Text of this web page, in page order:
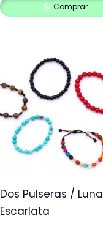
Comprar
Dos Pulseras / Luna
Escarlata